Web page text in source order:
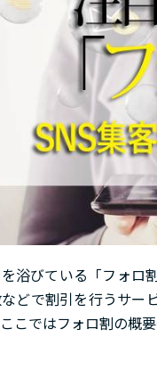
浴びている「フォロ
どで割引を行うサー
こではフォロ割の概